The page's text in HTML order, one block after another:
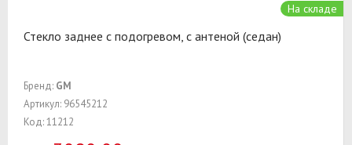
На складе
Стекло заднее с подогревом, с антеной (седан)
Бренд: GM
Артикул: 96545212
Код: 11212